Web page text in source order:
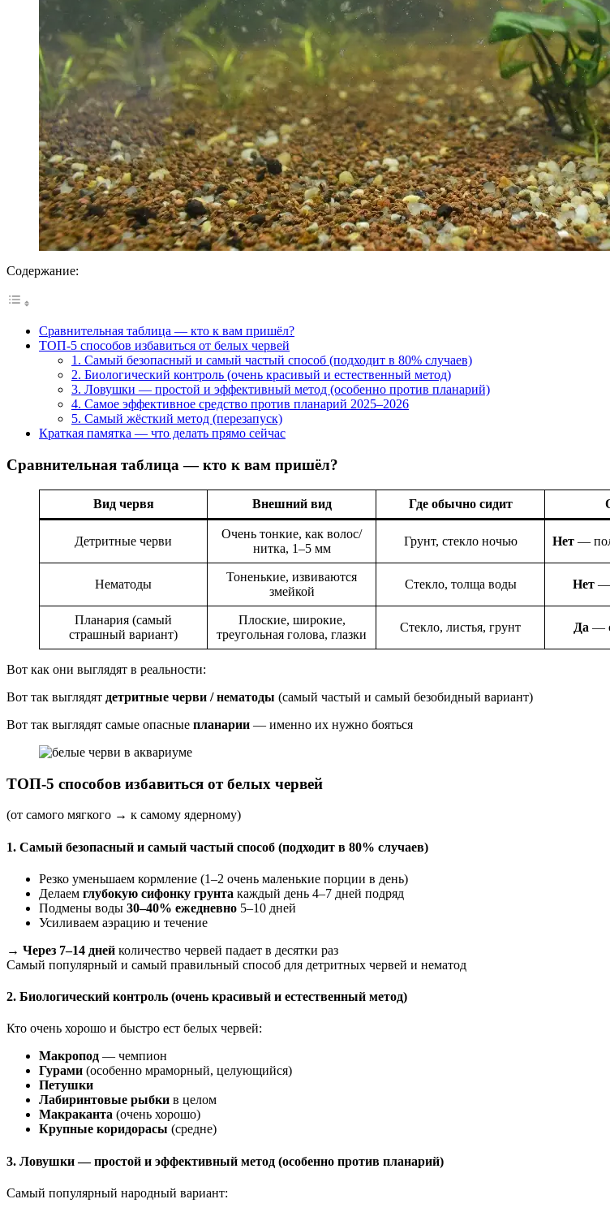
Содержание:
Сравнительная таблица — кто к вам пришёл?
ТОП-5 способов избавиться от белых червей
1. Самый безопасный и самый частый способ (подходит в 80% случаев)
2. Биологический контроль (очень красивый и естественный метод)
3. Ловушки — простой и эффективный метод (особенно против планарий)
4. Самое эффективное средство против планарий 2025–2026
5. Самый жёсткий метод (перезапуск)
Краткая памятка — что делать прямо сейчас
Сравнительная таблица — кто к вам пришёл?
Вид червя Внешний вид Где обычно сидит
Детритные черви
Очень тонкие, как волос/
нитка, 1–5 мм
Грунт, стекло ночью Нет—
Нематоды
Тоненькие, извиваются
змейкой
Стекло, толща воды Нет —
Планария (самый
страшный вариант)
Плоские, широкие,
треугольная голова, глазки
Стекло, листья, грунт Да —
Вот как они выглядят в реальности:
Вот так выглядят детритные черви / нематоды (самый частый и самый безобидный вариант)
Вот так выглядят самые опасные планарии — именно их нужно бояться
ТОП-5 способов избавиться от белых червей
(от самого мягкого → к самому ядерному)
1. Самый безопасный и самый частый способ (подходит в 80% случаев)
Резко уменьшаем кормление (1–2 очень маленькие порции в день)
Делаем глубокую сифонку грунта каждый день 4–7 дней подряд
Подмены воды 30–40% ежедневно 5–10 дней
Усиливаем аэрацию и течение
→ Через 7–14 дней количество червей падает в десятки раз
Самый популярный и самый правильный способ для детритных червей и нематод
2. Биологический контроль (очень красивый и естественный метод)
Кто очень хорошо и быстро ест белых червей:
Макропод — чемпион
Гурами (особенно мраморный, целующийся)
Петушки
Лабиринтовые рыбки в целом
Макраканта (очень хорошо)
Крупные коридорасы (средне)
3. Ловушки — простой и эффективный метод (особенно против планарий)
Самый популярный народный вариант: